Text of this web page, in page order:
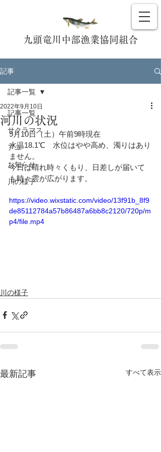
九頭竜川中部漁業協同組合
記事
記事一覧
サクラマス
アユ
お知らせ
川の様子
記事一覧
河川の状況
2022年9月10日
9月10日（土）午前9時現在
水温18.1℃　水位はやや高め、濁りはあり
ません。
今日は晴れ時々くもり、日差しが届いて
も時々雲が広がります。
https://video.wixstatic.com/video/13f91b_8f9
de85112784a57b86487a6bb8c2120/720p/m
p4/file.mp4
川の様子
最新記事 すべて表示